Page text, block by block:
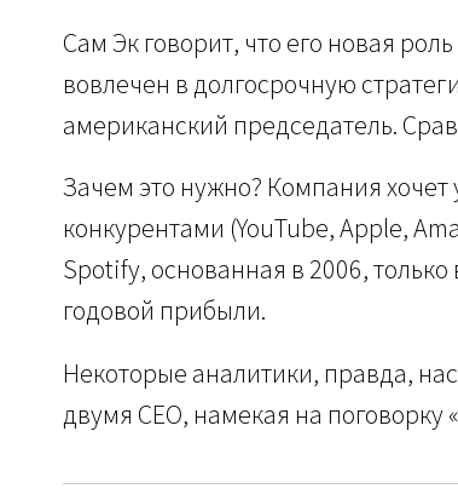
Сам Эк говорит, что его новая
вовлечен в долгосрочную
американский председатель.
Зачем это нужно? Компания хочет
конкурентами (YouTube, Apple,
Spotify, основанная в 2006, только
годовой прибыли.
Некоторые аналитики, правда,
двумя CEO, намекая на поговорку